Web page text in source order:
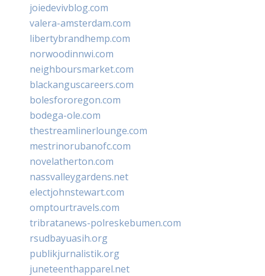
joiedevivblog.com
valera-amsterdam.com
libertybrandhemp.com
norwoodinnwi.com
neighboursmarket.com
blackanguscareers.com
bolesfororegon.com
bodega-ole.com
thestreamlinerlounge.com
mestrinorubanofc.com
novelatherton.com
nassvalleygardens.net
electjohnstewart.com
omptourtravels.com
tribratanews-polreskebumen.com
rsudbayuasih.org
publikjurnalistik.org
juneteenthapparel.net